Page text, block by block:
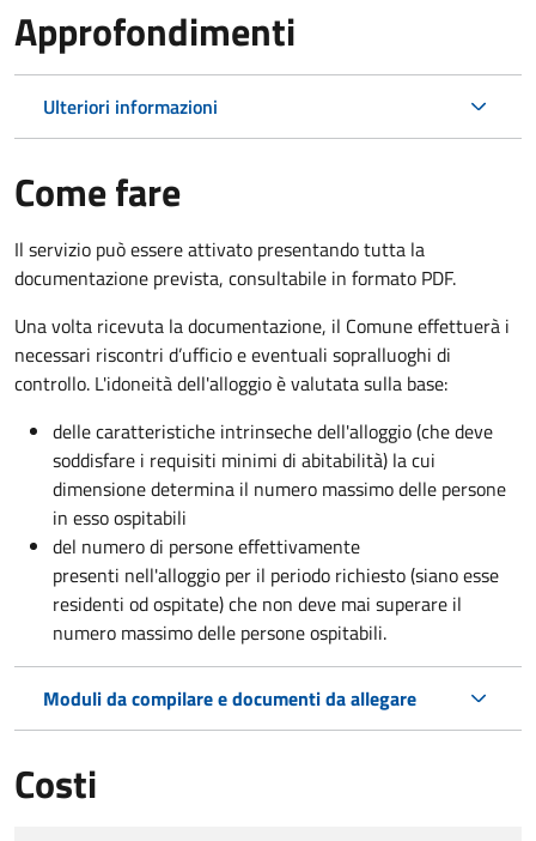
Approfondimenti
Ulteriori informazioni
Come fare
Il servizio può essere attivato presentando tutta la
documentazione prevista, consultabile in formato PDF.
Una volta ricevuta la documentazione, il Comune effettuerà i
necessari riscontri d’ufficio e eventuali sopralluoghi di
controllo. L'idoneità dell'alloggio è valutata sulla base:
delle caratteristiche intrinseche dell'alloggio (che deve
soddisfare i requisiti minimi di abitabilità) la cui
dimensione determina il numero massimo delle persone
in esso ospitabili
del numero di persone effettivamente
presenti nell'alloggio per il periodo richiesto (siano esse
residenti od ospitate) che non deve mai superare il
numero massimo delle persone ospitabili.
Moduli da compilare e documenti da allegare
Costi